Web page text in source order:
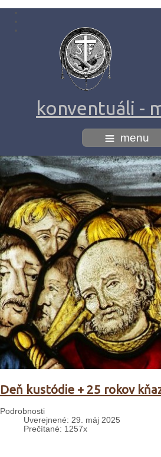
konventuáli -
menu
Deň kustódie + 25 rokov
Podrobnosti
Uverejnené: 29. máj 2025
Prečítané: 1257x